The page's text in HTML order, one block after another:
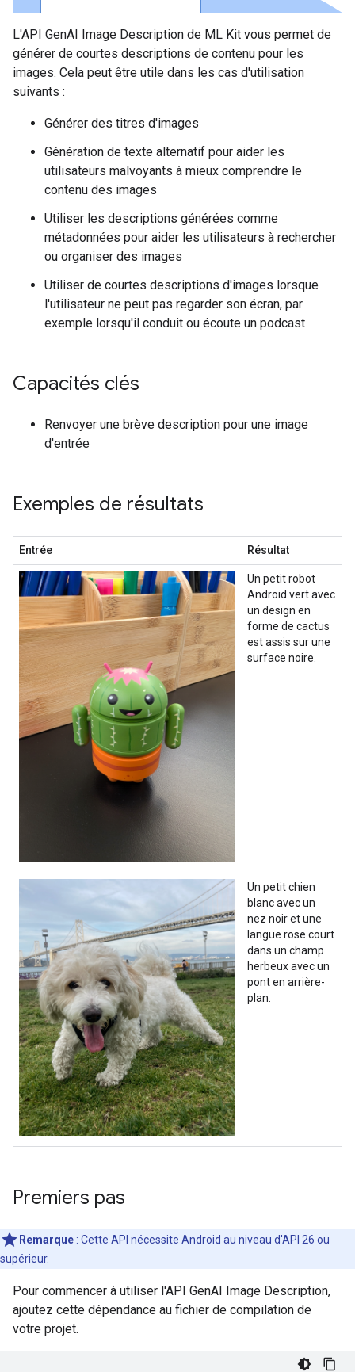
L'API GenAI Image Description de ML Kit vous permet de
générer de courtes descriptions de contenu pour les
images. Cela peut être utile dans les cas d'utilisation
suivants :
Générer des titres d'images
Génération de texte alternatif pour aider les
utilisateurs malvoyants à mieux comprendre le
contenu des images
Utiliser les descriptions générées comme
métadonnées pour aider les utilisateurs à rechercher
ou organiser des images
Utiliser de courtes descriptions d'images lorsque
l'utilisateur ne peut pas regarder son écran, par
exemple lorsqu'il conduit ou écoute un podcast
Capacités clés
Renvoyer une brève description pour une image
d'entrée
Exemples de résultats
Entrée Résultat
Un petit robot
Android vert avec
un design en
forme de cactus
est assis sur une
surface noire.
Un petit chien
blanc avec un
nez noir et une
langue rose court
dans un champ
herbeux avec un
pont en arrière-
plan.
Premiers pas
Remarque : Cette API nécessite Android au niveau d'API 26 ou
supérieur.
Pour commencer à utiliser l'API GenAI Image Description,
ajoutez cette dépendance au fichier de compilation de
votre projet.